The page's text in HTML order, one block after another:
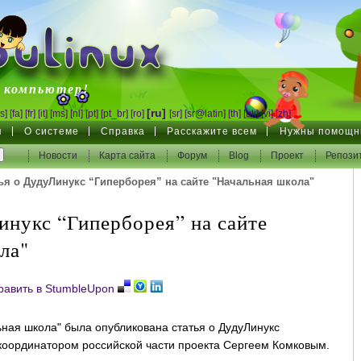
[fa] [fr] [it] [ms] [nl] [pt] [pt_br] [ro] [ru] [sr] [sr@latin] [th] [uk] [vi] [zh]
О системе Справка Расскажите всем Нужны
Новости Карта сайта Форум Blog Проект
о ДудуЛинукс “Гиперборея” на сайте "Начальная школа"
“Гиперборея” на сайте
школа" была опубликована статья о ДудуЛинукс
российской части проекта Сергеем Комковым.